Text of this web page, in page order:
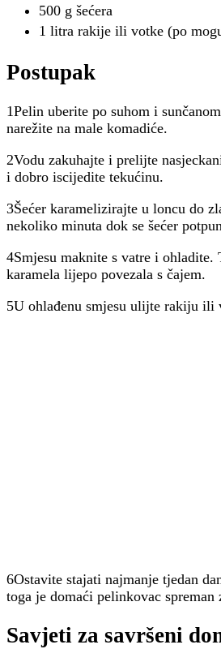
500 g šećera
1 litra rakije ili votke (po
Postupak
1Pelin uberite po suhom i
narežite na male komadiće.
2Vodu zakuhajte i prelijte
i dobro iscijedite tekućinu.
3Šećer karamelizirajte u loncu do
nekoliko minuta dok se šećer
4Smjesu maknite s vatre i
karamela lijepo povezala s čajem.
5U ohlađenu smjesu ulijte rakiju ili
6Ostavite stajati najmanje tjedan
toga je domaći pelinkovac spreman
Savjeti za savršeni